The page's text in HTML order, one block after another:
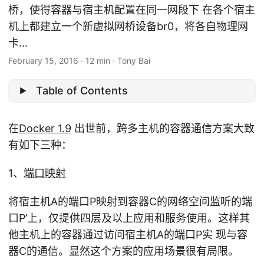
桥，使得容器与宿主机配置在同一网段下 在各个宿主
机上都建立一个新虚拟网桥设备br0，将各自物理网
卡...
February 15, 2016 · 12 min · Tony Bai
Table of Contents
在Docker 1.9 出世前，跨多主机的容器通信方案大致
有如下三种：
1、 端口映射
将宿主机A的端口P映射到容器C的网络空间监听的端
口P’上，仅提供四层及以上应用和服务使用。这样其
他主机上的容器通过访问宿主机A的端口P实 现与容
器C的通信。显然这个方案的应用场景很有局限。